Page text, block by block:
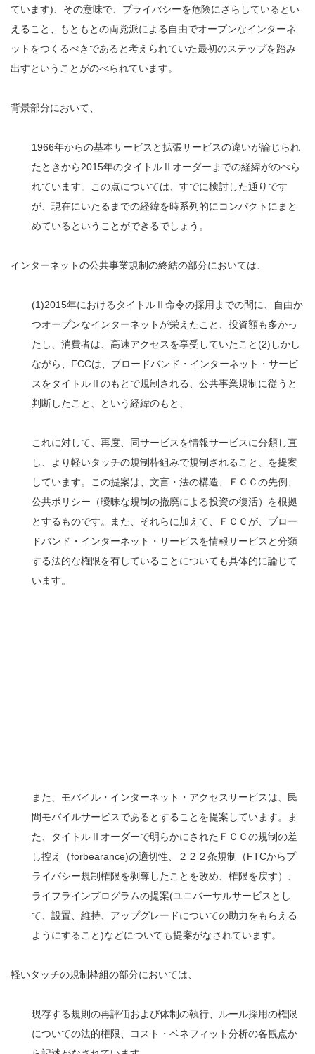
ています)、その意味で、プライバシーを危険にさらしているとい
えること、もともとの両党派による自由でオープンなインターネ
ットをつくるべきであると考えられていた最初のステップを踏み
出すということがのべられています。
背景部分において、
1966年からの基本サービスと拡張サービスの違いが論じられ
たときから2015年のタイトルⅡオーダーまでの経緯がのべら
れています。この点については、すでに検討した通りです
が、現在にいたるまでの経緯を時系列的にコンパクトにまと
めているということができるでしょう。
インターネットの公共事業規制の終結の部分においては、
(1)2015年におけるタイトルⅡ命令の採用までの間に、自由か
つオープンなインターネットが栄えたこと、投資額も多かっ
たし、消費者は、高速アクセスを享受していたこと(2)しかし
ながら、FCCは、ブロードバンド・インターネット・サービ
スをタイトルⅡのもとで規制される、公共事業規制に従うと
判断したこと、という経緯のもと、
これに対して、再度、同サービスを情報サービスに分類し直
し、より軽いタッチの規制枠組みで規制されること、を提案
しています。この提案は、文言・法の構造、ＦＣＣの先例、
公共ポリシー（曖昧な規制の撤廃による投資の復活）を根拠
とするものです。また、それらに加えて、ＦＣＣが、ブロー
ドバンド・インターネット・サービスを情報サービスと分類
する法的な権限を有していることについても具体的に論じて
います。
また、モバイル・インターネット・アクセスサービスは、民
間モバイルサービスであるとすることを提案しています。ま
た、タイトルⅡオーダーで明らかにされたＦＣＣの規制の差
し控え（forbearance)の適切性、２２２条規制（FTCからプ
ライバシー規制権限を剥奪したことを改め、権限を戻す）、
ライフラインプログラムの提案(ユニバーサルサービスとし
て、設置、維持、アップグレードについての助力をもらえる
ようにすること)などについても提案がなされています。
軽いタッチの規制枠組の部分においては、
現存する規則の再評価および体制の執行、ルール採用の権限
についての法的権限、コスト・ベネフィット分析の各観点か